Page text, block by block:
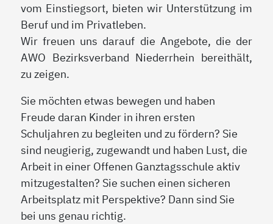
vom Einstiegsort, bieten wir Unterstützung im
Beruf und im Privatleben.
Wir freuen uns darauf die Angebote, die der
AWO Bezirksverband Niederrhein bereithält,
zu zeigen.
Sie möchten etwas bewegen und haben
Freude daran Kinder in ihren ersten
Schuljahren zu begleiten und zu fördern? Sie
sind neugierig, zugewandt und haben Lust, die
Arbeit in einer Offenen Ganztagsschule aktiv
mitzugestalten? Sie suchen einen sicheren
Arbeitsplatz mit Perspektive? Dann sind Sie
bei uns genau richtig.